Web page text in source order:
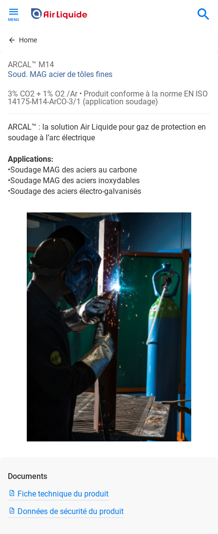
contentHome
ARCAL™ M14
Soud. MAG acier de tôles fines
3% CO2 + 1% O2 /Ar • Produit conforme à la norme EN ISO
14175-M14-ArCO-3/1 (application soudage)
ARCAL™ : la solution Air Liquide pour gaz de protection en
soudage à l’arc électrique
Applications:
•Soudage MAG des aciers au carbone
•Soudage MAG des aciers inoxydables
•Soudage des aciers électro-galvanisés
Documents
Fiche technique du produit
Données de sécurité du produit